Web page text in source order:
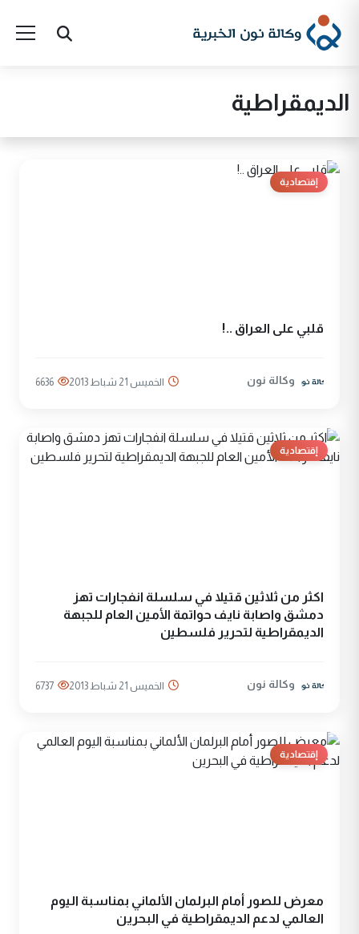
الديمقراطية
إقتصادية
قلبي على العراق ..!
وكالة نون الخميس 21 شباط 2013 6636
إقتصادية
اكثر من ثلاثين قتيلا في سلسلة انفجارات تهز
دمشق واصابة نايف حواتمة الأمين العام للجبهة
الديمقراطية لتحرير فلسطين
وكالة نون الخميس 21 شباط 2013 6737
إقتصادية
معرض للصور أمام البرلمان الألماني بمناسبة اليوم
العالمي لدعم الديمقراطية في البحرين